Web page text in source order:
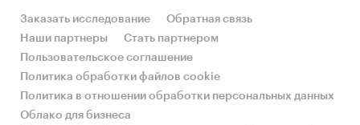
Заказать исследование
Обратная связь
Наши партнеры
Стать партнером
Пользовательское соглашение
Политика обработки файлов cookie
Политика в отношении обработки персональных данных
Облако для бизнеса